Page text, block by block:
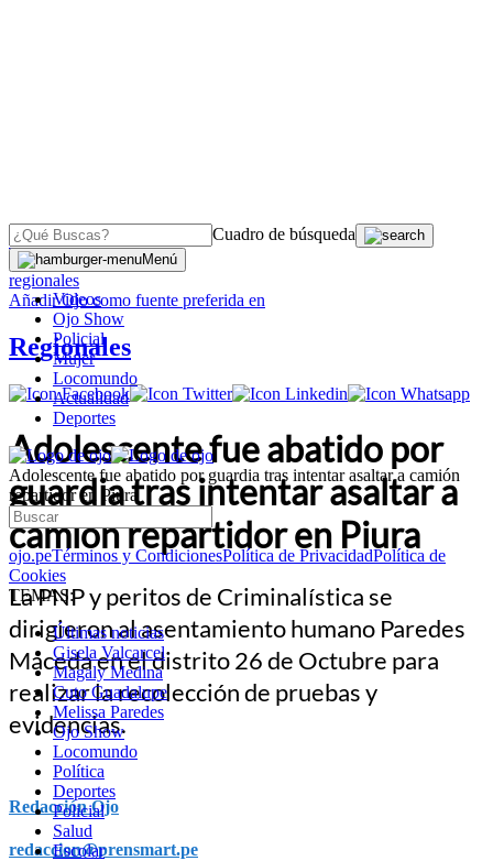
Cuadro de búsqueda
Menú
Videos
Ojo Show
Policial
Mujer
Locomundo
Actualidad
Deportes
Adolescente fue abatido por guardia tras intentar asaltar a camión
repartidor en Piura
ojo.peTérminos y CondicionesPolítica de PrivacidadPolítica de
Cookies
TEMAS:
Últimas noticias
Gisela Valcarcel
Magaly Medina
Cuto Guadalupe
Melissa Paredes
Ojo Show
Locomundo
Política
Deportes
Policial
Salud
Escolar
OJO
regionales
AñadirOjocomo fuente preferida en
Regionales
Adolescente fue abatido por
guardia tras intentar asaltar a
camión repartidor en Piura
La PNP y peritos de Criminalística se
dirigieron al asentamiento humano Paredes
Maceda en el distrito 26 de Octubre para
realizar la recolección de pruebas y
evidencias.
Redacción Ojo
redaccion@prensmart.pe